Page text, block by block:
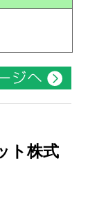
ト株式